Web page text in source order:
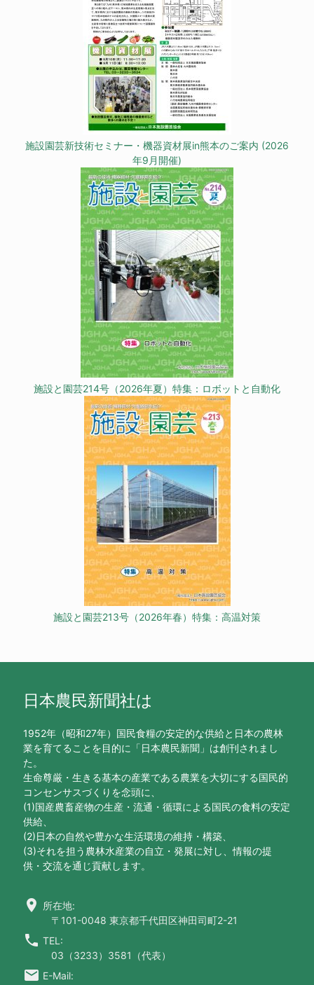
施設園芸新技術セミナー・機器資材展in熊本のご案内 (2026
年9月開催)
施設と園芸214号（2026年夏）特集：ロボットと自動化
施設と園芸213号（2026年春）特集：高温対策
日本農民新聞社は
1952年（昭和27年）国民食糧の安定的な供給と日本の農林
業を育てることを目的に「日本農民新聞」は創刊されまし
た。
生命尊厳・生きる基本の産業である農業を大切にする国民的
コンセンサスづくりを念頭に、
(1)国産農畜産物の生産・流通・循環による国民の食料の安定
供給、
(2)日本の自然や豊かな生活環境の維持・構築、
(3)それを担う農林水産業の自立・発展に対し、情報の提
供・交流を通じ貢献します。
location_on 所在地:
〒101-0048 東京都千代田区神田司町2-21
call TEL:
03（3233）3581（代表）
email E-Mail: